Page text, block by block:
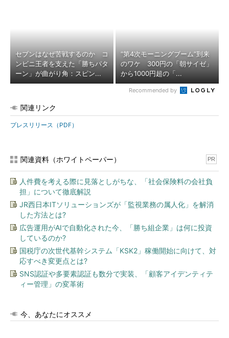
セブンはなぜ苦戦するのか コ
ンビニ王者を支えた「勝ちパタ
ーン」が曲がり角：スピン...
“第4次モーニングブーム”到来
のワケ 300円の「朝サイゼ」
から1000円超の「...
Recommended by
関連リンク
プレスリリース（PDF）
関連資料（ホワイトペーパー） PR
人件費を考える際に見落としがちな、「社会保険料の会社負
担」について徹底解説
JR西日本ITソリューションズが「監視業務の属人化」を解消
した方法とは?
広告運用がAIで自動化された今、「勝ち組企業」は何に投資
しているのか?
国税庁の次世代基幹システム「KSK2」稼働開始に向けて、対
応すべき変更点とは?
SNS認証や多要素認証も数分で実装、「顧客アイデンティテ
ィー管理」の変革術
今、あなたにオススメ